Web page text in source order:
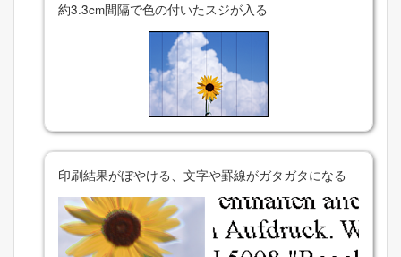
約3.3cm間隔で色の付いたスジが入る
印刷結果がぼやける、文字や罫線がガタガタになる